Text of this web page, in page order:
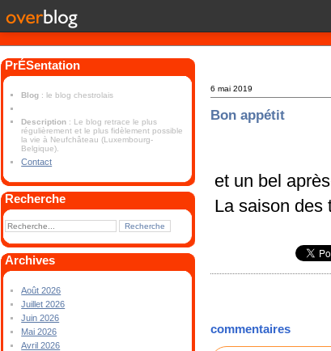
PrÉSentation
Blog : le blog chestrolais
Description : Le blog retrace le plus
régulièrement et le plus fidèlement possible
la vie à Neufchâteau (Luxembourg-
Belgique).
Contact
Recherche
Archives
Août 2026
Juillet 2026
Juin 2026
Mai 2026
Avril 2026
6 mai 2019
Bon appétit
et un bel
La saison des
commentaires